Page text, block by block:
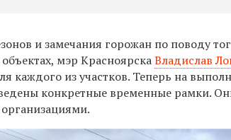
и замечания горожан по поводу
объектах, мэр КрасноярскаВладислав
каждого из участков. Теперь на
конкретные временные рамки.